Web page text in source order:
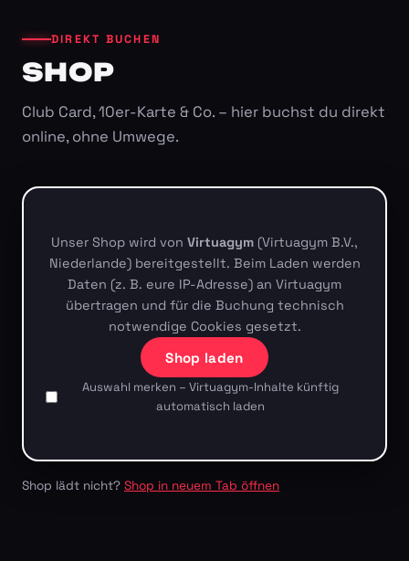
DIREKT BUCHEN
SHOP
Club Card, 10er-Karte & Co. – hier buchst du direkt
online, ohne Umwege.
Unser Shop wird von Virtuagym (Virtuagym B.V.,
Niederlande) bereitgestellt. Beim Laden werden
Daten (z. B. eure IP-Adresse) an Virtuagym
übertragen und für die Buchung technisch
notwendige Cookies gesetzt.
Shop laden
Auswahl merken – Virtuagym-Inhalte künftig
automatisch laden
Shop lädt nicht? Shop in neuem Tab öffnen